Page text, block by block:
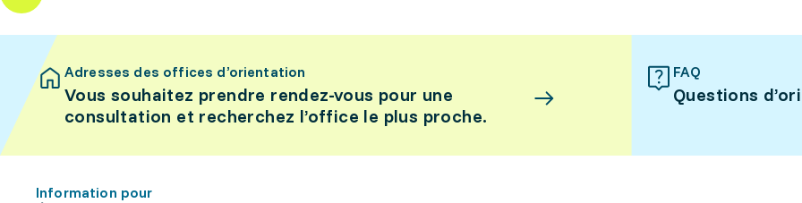
Adresses des offices d’orientation
Vous souhaitez prendre rendez-vous pour une
consultation et recherchez l’office le plus proche.
FAQ
Questions
Information pour